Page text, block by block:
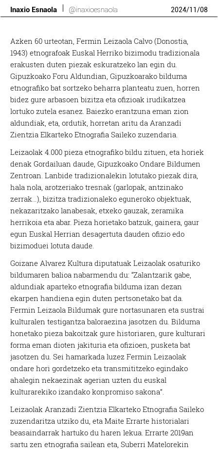
Inaxio Esnaola @inaxioesnaola 2024/11/08
Azken 60 urteotan, Fermin Leizaola Calvo (Donostia,
1943) etnografoak Euskal Herriko bizimodu tradizionala
erakusten duten piezak eskuratzeko lan egin du.
Gipuzkoako Foru Aldundian, Gipuzkoarako bilduma
etnografiko bat sortzeko beharra planteatu zuen, horren
bidez gure arbasoen bizitza eta ofizioak irudikatzea
lortuko zutela esanez. Baiezko erantzuna eman zion
aldundiak, eta, ordutik, horretan aritu da Aranzadi
Zientzia Elkarteko Etnografia Saileko zuzendaria.
Leizaolak 4.000 pieza etnografiko bildu zituen, eta horiek
denak Gordailuan daude, Gipuzkoako Ondare Bildumen
Zentroan. Lanbide tradizionalekin lotutako piezak dira,
hala nola, arotzeriako tresnak (garlopak, antzinako
zerrak…), bizitza tradizionaleko eguneroko objektuak,
nekazaritzako lanabesak, etxeko gauzak, zeramika
herrikoia eta abar. Pieza horietako batzuk, gainera, gaur
egun Euskal Herrian desagertuta dauden ofizio edo
bizimoduei lotuta daude.
Goizane Alvarez Kultura diputatuak Leizaolak osaturiko
bildumaren balioa nabarmendu du: “Zalantzarik gabe,
aldundiak aparteko etnografia bilduma izan dezan
ekarpen handiena egin duten pertsonetako bat da.
Fermin Leizaola Bildumak gure nortasunaren eta sustrai
kulturalen testigantza baloraezina jasotzen du. Bilduma
honetako pieza bakoitzak gure historiaren, gure kulturari
forma eman dioten jakituria eta ofizioen, pusketa bat
jasotzen du. Sei hamarkada luzez Fermin Leizaolak
ondare hori gordetzeko eta transmititzeko egindako
ahalegin nekaezinak agerian uzten du euskal
kulturarekiko izandako konpromiso sakona”.
Leizaolak Aranzadi Zientzia Elkarteko Etnografia Saileko
zuzendaritza utziko du, eta Maite Errarte historialari
beasaindarrak hartuko du haren lekua. Errarte 2019an
sartu zen etnografia sailean eta, Suberri Matelorekin